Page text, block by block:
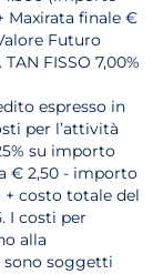
Maxirata finale €
Futuro
FISSO 7,00%
espresso in
per l’attività
su importo
€ 2,50 - importo
costo totale del
I costi per
alla
sono soggetti